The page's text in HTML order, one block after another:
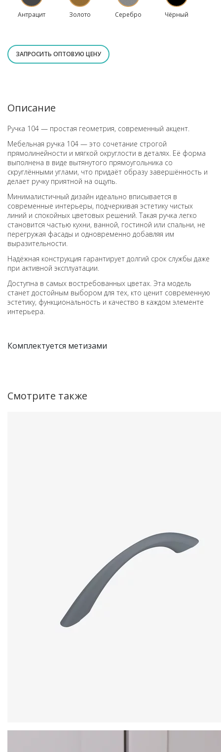
Антрацит Золото Серебро Чёрный
ЗАПРОСИТЬ ОПТОВУЮ ЦЕНУ
Описание
Ручка 104 — простая геометрия, современный акцент.
Мебельная ручка 104 — это сочетание строгой
прямолинейности и мягкой округлости в деталях. Её форма
выполнена в виде вытянутого прямоугольника со
скруглёнными углами, что придаёт образу завершённость и
делает ручку приятной на ощупь.
Минималистичный дизайн идеально вписывается в
современные интерьеры, подчеркивая эстетику чистых
линий и спокойных цветовых решений. Такая ручка легко
становится частью кухни, ванной, гостиной или спальни, не
перегружая фасады и одновременно добавляя им
выразительности.
Надёжная конструкция гарантирует долгий срок службы даже
при активной эксплуатации.
Доступна в самых востребованных цветах. Эта модель
станет достойным выбором для тех, кто ценит современную
эстетику, функциональность и качество в каждом элементе
интерьера.
Комплектуется метизами
Смотрите также